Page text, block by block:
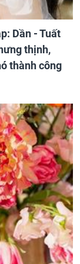
Dần - Tuất
thịnh,
thành công